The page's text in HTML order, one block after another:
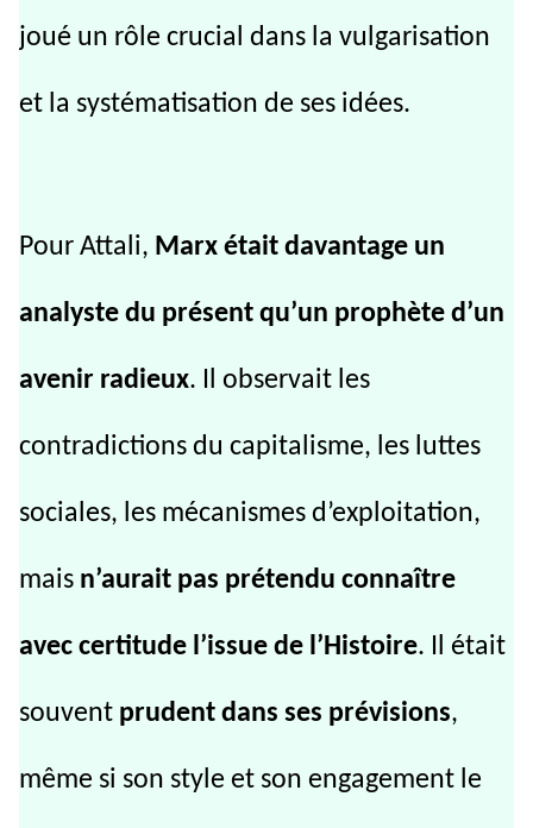
joué un rôle crucial dans la vulgarisation
et la systématisation de ses idées.
Pour Attali, Marx était davantage un
analyste du présent qu’un prophète d’un
avenir radieux. Il observait les
contradictions du capitalisme, les luttes
sociales, les mécanismes d’exploitation,
mais n’aurait pas prétendu connaître
avec certitude l’issue de l’Histoire. Il était
souvent prudent dans ses prévisions,
même si son style et son engagement le